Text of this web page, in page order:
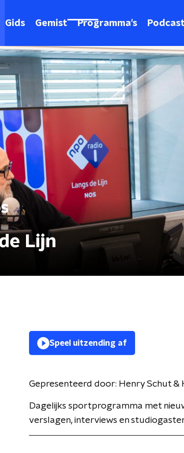
Gids Gemist Programma's
Lijn
Speel uitzending af
Gepresenteerd door: Henry Schut &
Dagelijks sportprogramma met
verslagen, interviews en